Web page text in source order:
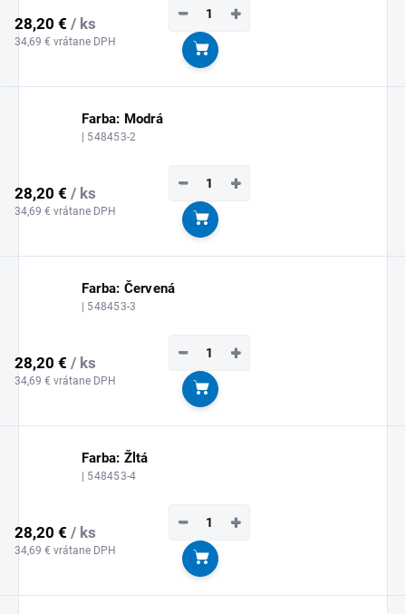
28,20 € / ks
34,69 € vrátane DPH
+
−
Do košíka
Farba: Modrá
| 548453-2
28,20 € / ks
34,69 € vrátane DPH
+
−
Do košíka
Farba: Červená
| 548453-3
28,20 € / ks
34,69 € vrátane DPH
+
−
Do košíka
Farba: Žltá
| 548453-4
28,20 € / ks
34,69 € vrátane DPH
+
−
Do košíka